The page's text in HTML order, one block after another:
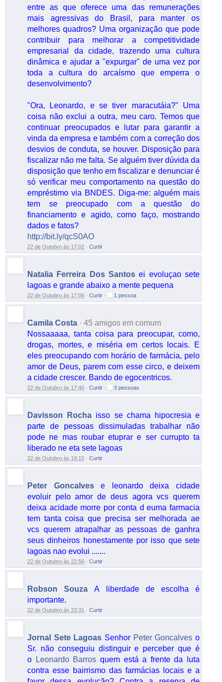
entre as que oferece uma das remunerações
mais agressivas do Brasil, para manter os
melhores quadros? Uma organização que pode
contribuir para melhorar a competitividade
empresarial da cidade, trazendo uma cultura
dinâmica e ajudar a "expurgar" de uma vez por
toda a cultura do arcaísmo que emperra o
desenvolvimento?
"Ora, Leonardo, e se tiver maracutáia?" Uma
coisa não exclui a outra, meu caro. Temos que
continuar preocupados e lutar para garantir a
vinda da empresa e também com a correção dos
desvios de conduta, se houver. Disposição para
fiscalizar não me falta. Se alguém tiver dúvida da
disposição que tenho em fiscalizar e denunciar é
só verificar meu comportamento na questão do
empréstimo via BNDES. Diga-me: alguém mais
tem se preocupado com a questão do
financiamento e agido, como faço, mostrando
dados e fatos?
http://bit.ly/qcS0AO
22 de Outubro às 17:02 · Curtir
Natalia Ferreira Dos Santos ei evoluçao sete
lagoas e grande abaixo a mente pequena
22 de Outubro às 17:06 · Curtir · 1 pessoa
Camila Costa · 45 amigos em comum
Nossaaaaa, tanta coisa para preocupar, como,
drogas, mortes, e miséria em certos locais. E
eles preocupando com horário de farmácia, pelo
amor de Deus, parem com esse circo, e deixem
a cidade crescer. Bando de egocentricos.
22 de Outubro às 17:46 · Curtir · 3 pessoas
Davisson Rocha isso se chama hipocresia e
parte de pessoas dissimuladas trabalhar não
pode ne mas roubar etuprar e ser currupto ta
liberado ne eta sete lagoas
22 de Outubro às 19:15 · Curtir
Peter Goncalves
e leonardo deixa cidade
evoluir pelo amor de deus agora vcs querem
deixa acidade morre por conta d euma farmacia
tem tanta coisa que precisa ser melhorada ae
vcs querem atrapalhar as pessoas de ganhra
seus dinheiros honestamente por isso que sete
lagoas nao evolui .......
22 de Outubro às 22:50 · Curtir
Robson Souza
A liberdade de escolha é
importante.
22 de Outubro às 23:31 · Curtir
Jornal Sete Lagoas Senhor Peter Goncalves o
Sr. não conseguiu distinguir e perceber que é
o
Leonardo Barros quem está a frente da luta
contra esse bairrismo das farmácias locais e a